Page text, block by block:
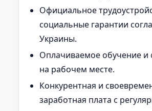
Официальное
социальные гарантии
Украины.
Оплачиваемое обучение и
на рабочем месте.
Конкурентная и
заработная плата с